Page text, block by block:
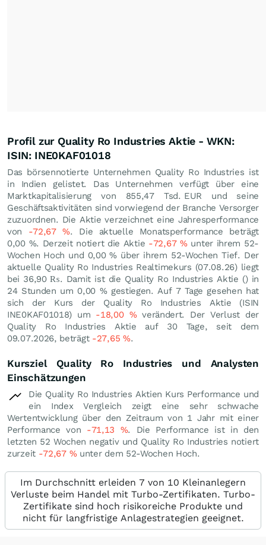
Profil zur Quality Ro Industries Aktie - WKN:
ISIN: INE0KAF01018
Das börsennotierte Unternehmen Quality Ro Industries ist
in Indien gelistet. Das Unternehmen verfügt über eine
Marktkapitalisierung von 855,47 Tsd. EUR und seine
Geschäftsaktivitäten sind vorwiegend der Branche Versorger
zuzuordnen. Die Aktie verzeichnet eine Jahresperformance
von -72,67%. Die aktuelle Monatsperformance beträgt
0,00 %. Derzeit notiert die Aktie -72,67 %unter ihrem 52-
Wochen Hoch und 0,00% über ihrem 52-Wochen Tief. Der
aktuelle Quality Ro Industries Realtimekurs (07.08.26) liegt
bei 36,90 ₨. Damit ist die Quality Ro Industries Aktie () in
24 Stunden um 0,00 %gestiegen. Auf 7 Tage gesehen hat
sich der Kurs der Quality Ro Industries Aktie (ISIN
INE0KAF01018) um -18,00 %verändert. Der Verlust der
Quality Ro Industries Aktie auf 30 Tage, seit dem
09.07.2026, beträgt -27,65 %.
Kursziel Quality Ro Industries und Analysten
Einschätzungen
Die Quality Ro Industries Aktien Kurs Performance und
ein Index Vergleich zeigt eine sehr schwache
Wertentwicklung über den Zeitraum von 1 Jahr mit einer
Performance von -71,13 %. Die Performance ist in den
letzten 52 Wochen negativ und Quality Ro Industries notiert
zurzeit -72,67 %unter dem 52-Wochen Hoch.
Im Durchschnitt erleiden 7 von 10 Kleinanlegern
Verluste beim Handel mit Turbo-Zertifikaten. Turbo-
Zertifikate sind hoch risikoreiche Produkte und
nicht für langfristige Anlagestrategien geeignet.